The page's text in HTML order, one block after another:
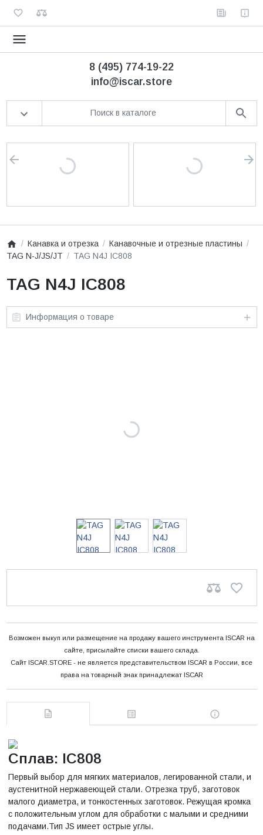
8 (495) 774-19-22
info@iscar.store
Канавка и отрезка
Канавочные и отрезные пластины
TAG N-J/JS/JT
TAG N4J IC808
TAG N4J IC808
Информация о товаре
Возможен выкуп или размещение на продажу вашего инструмента ISCAR на
сайте, присылайте списки вашего склада.
Сайт ISCAR.STORE - не является представительством ISCAR в России, все
права на товарный знак принадлежат ISCAR
Сплав: IC808
Первый выбор для мягких материалов, легированной стали, и
аустенитной нержавеющей стали. Отрезка труб, заготовок
малого диаметра, и тонкостенных заготовок. Режущая кромка
с положительным углом для обработки с малыми и средними
подачами.Тип JS имеет острые углы.